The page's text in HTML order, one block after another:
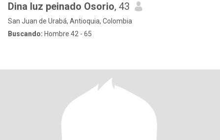
Dina luz peinado Osorio, 43
San Juan de Urabá, Antioquia, Colombia
Buscando: Hombre 42 - 65